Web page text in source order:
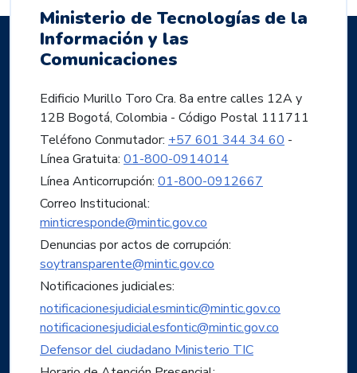
Ministerio de Tecnologías de la
Información y las
Comunicaciones
Edificio Murillo Toro Cra. 8a entre calles 12A y
12B Bogotá, Colombia - Código Postal 111711
Teléfono Conmutador: +57 601 344 34 60 -
Línea Gratuita: 01-800-0914014
Línea Anticorrupción: 01-800-0912667
Correo Institucional:
minticresponde@mintic.gov.co
Denuncias por actos de corrupción:
soytransparente@mintic.gov.co
Notificaciones judiciales:
notificacionesjudicialesmintic@mintic.gov.co
notificacionesjudicialesfontic@mintic.gov.co
Defensor del ciudadano Ministerio TIC